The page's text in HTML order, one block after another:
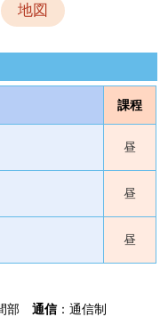
地図
課程
昼
昼
昼
部 通信：通信制